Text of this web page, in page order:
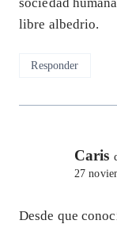
libre albedrio.
Responder
Caris
27
Desde que